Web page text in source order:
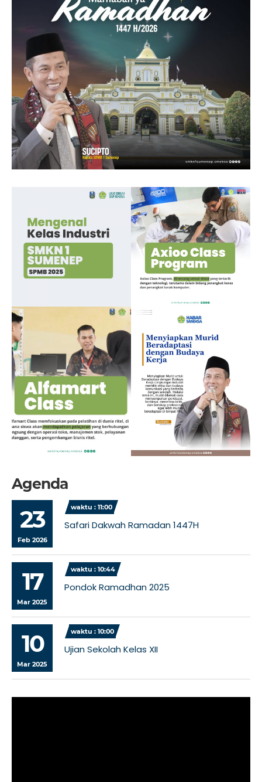
Agenda
23
Feb 2026
waktu : 11:00
Safari Dakwah Ramadan 1447H
17
Mar 2025
waktu : 10:44
Pondok Ramadhan 2025
10
Mar 2025
waktu : 10:00
Ujian Sekolah Kelas XII